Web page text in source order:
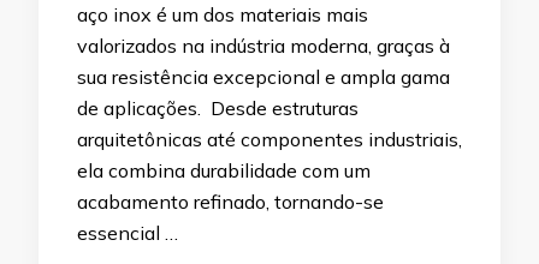
aço inox é um dos materiais mais
valorizados na indústria moderna, graças à
sua resistência excepcional e ampla gama
de aplicações. Desde estruturas
arquitetônicas até componentes industriais,
ela combina durabilidade com um
acabamento refinado, tornando-se
essencial …